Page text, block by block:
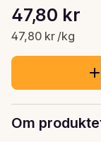
Gjeldende pris
47,80 kr
47,80 kr /kg
Stykkpris: 47,80
Om